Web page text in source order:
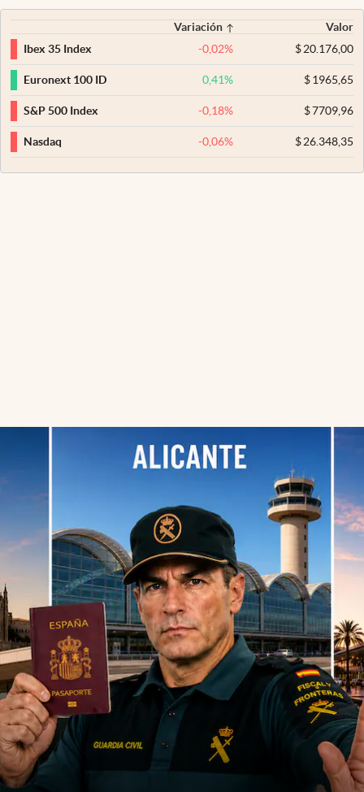
Variación
Valor
Ibex 35 Index
-0,02% $20.176,00
Euronext 100 ID 0,41% $1965,65
S&P 500 Index -0,18% $7709,96
Nasdaq -0,06% $26.348,35